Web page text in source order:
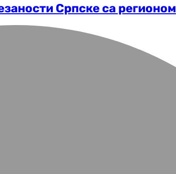
Српске са регионом